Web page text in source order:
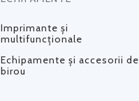
Imprimante și
multifuncționale
Echipamente și accesorii de
birou